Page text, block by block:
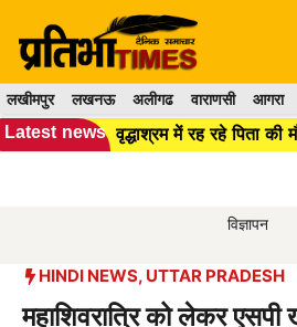
content
लखीमपुर लखनऊ अलीगढ वाराणसी आगरा
Latest news
विज्ञापन
HINDI NEWS, UTTAR PRADESH
महाशिवरात्रि को लेकर एसपी